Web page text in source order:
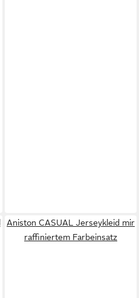
Aniston CASUAL Jerseykleid mir
raffiniertem Farbeinsatz